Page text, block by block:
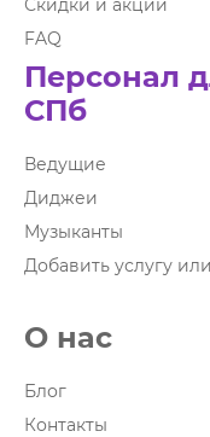
Скидки и акции
FAQ
Персонал
СПб
Ведущие
Диджеи
Музыканты
Добавить услугу
О нас
Блог
Контакты